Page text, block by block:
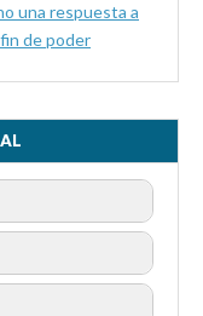
una respuesta a
de poder